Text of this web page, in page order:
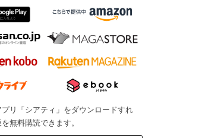
リ「シアティ」をダウンロードすれ
無料購読できます。